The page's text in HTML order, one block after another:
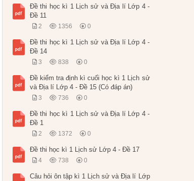
Đề thi học kì 1 Lịch sử và Địa lí Lớp 4 -
Đề 11
2 1356 0
Đề thi học kì 1 Lịch sử và Địa lí Lớp 4 -
Đề 14
3 838 0
Đề kiểm tra định kì cuối học kì 1 Lịch sử
và Địa lí Lớp 4 - Đề 15 (Có đáp án)
3 736 0
Đề thi học kì 1 Lịch sử và Địa lí Lớp 4 -
Đề 1
2 1372 0
Đề thi học kì 1 Lịch sử Lớp 4 - Đề 17
4 738 0
Câu hỏi ôn tập kì 1 Lịch sử và Địa lí Lớp